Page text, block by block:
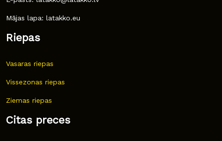
Mājas lapa: latakko.eu
Riepas
Vasaras riepas
Vissezonas riepas
Ziemas riepas
Citas preces